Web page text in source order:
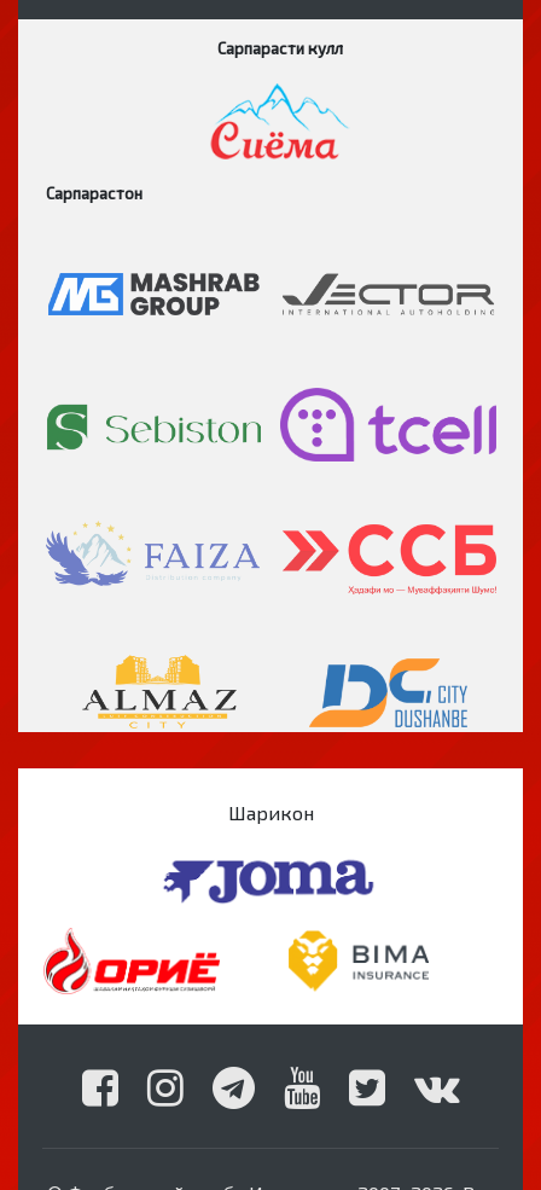
Сарпарасти кулл
Сарпарастон
Шарикон